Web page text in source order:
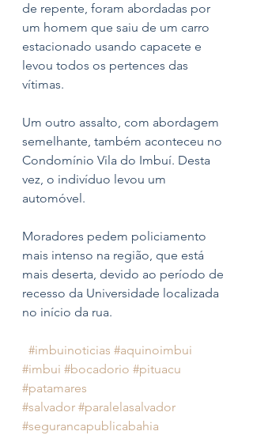
de repente, foram abordadas por
um homem que saiu de um carro
estacionado usando capacete e
levou todos os pertences das
vítimas.
Um outro assalto, com abordagem
semelhante, também aconteceu no
Condomínio Vila do Imbuí. Desta
vez, o indivíduo levou um
automóvel.
Moradores pedem policiamento
mais intenso na região, que está
mais deserta, devido ao período de
recesso da Universidade localizada
no início da rua.
#imbuinoticias #aquinoimbui
#imbui #bocadorio #pituacu
#patamares
#salvador #paralelasalvador
#segurancapublicabahia